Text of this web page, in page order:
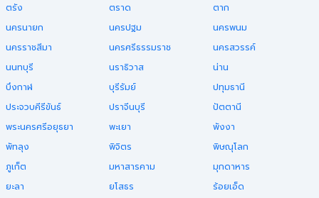
ตรัง
ตราด
ตาก
นครนายก
นครปฐม
นครพนม
นครราชสีมา
นครศรีธรรมราช
นครสวรรค์
นนทบุรี
นราธิวาส
น่าน
บึงกาฬ
บุรีรัมย์
ปทุมธานี
ประจวบคีรีขันธ์
ปราจีนบุรี
ปัตตานี
พระนครศรีอยุธยา
พะเยา
พังงา
พัทลุง
พิจิตร
พิษณุโลก
ภูเก็ต
มหาสารคาม
มุกดาหาร
ยะลา
ยโสธร
ร้อยเอ็ด